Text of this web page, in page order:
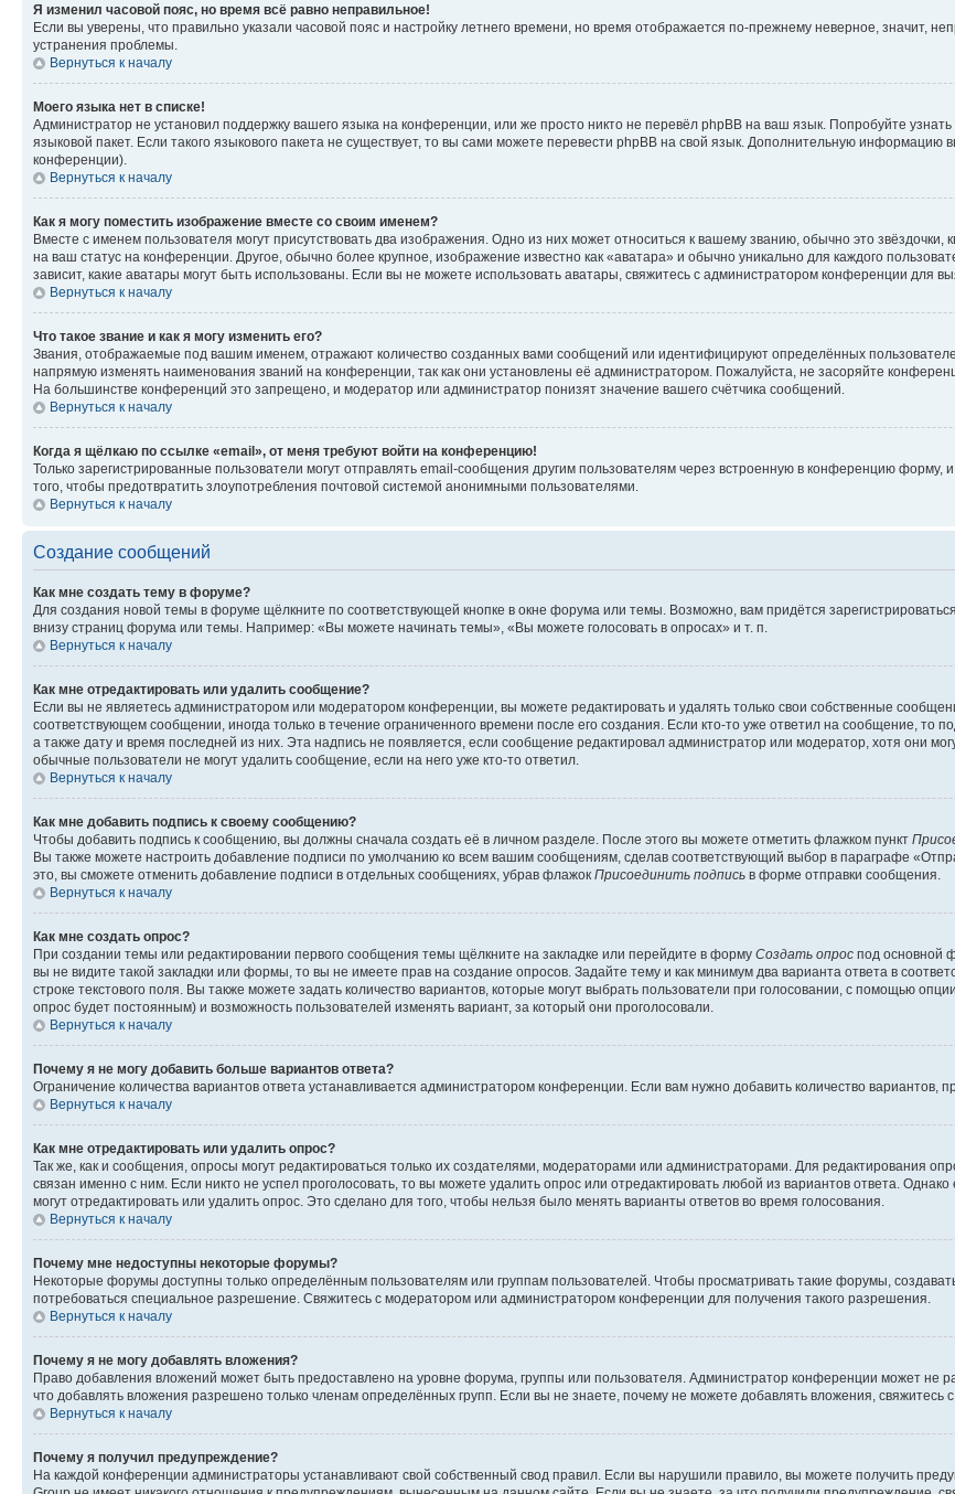
Я изменил часовой пояс, но время всё равно неправильное!
Если вы уверены, что правильно указали часовой пояс и настройку летнего времени, но время отображается по-прежнему неверное, значит,
устранения проблемы.
Вернуться к началу
Моего языка нет в списке!
Администратор не установил поддержку вашего языка на конференции, или же просто никто не перевёл phpBB на ваш язык. Попробуйте
языковой пакет. Если такого языкового пакета не существует, то вы сами можете перевести phpBB на свой язык. Дополнительную информацию
конференции).
Вернуться к началу
Как я могу поместить изображение вместе со своим именем?
Вместе с именем пользователя могут присутствовать два изображения. Одно из них может относиться к вашему званию, обычно это
на ваш статус на конференции. Другое, обычно более крупное, изображение известно как «аватара» и обычно уникально для каждого
зависит, какие аватары могут быть использованы. Если вы не можете использовать аватары, свяжитесь с администратором конференции для
Вернуться к началу
Что такое звание и как я могу изменить его?
Звания, отображаемые под вашим именем, отражают количество созданных вами сообщений или идентифицируют определённых
напрямую изменять наименования званий на конференции, так как они установлены её администратором. Пожалуйста, не засоряйте
На большинстве конференций это запрещено, и модератор или администратор понизят значение вашего счётчика сообщений.
Вернуться к началу
Когда я щёлкаю по ссылке «email», от меня требуют войти на конференцию!
Только зарегистрированные пользователи могут отправлять email-сообщения другим пользователям через встроенную в конференцию форму,
того, чтобы предотвратить злоупотребления почтовой системой анонимными пользователями.
Вернуться к началу
Создание сообщений
Как мне создать тему в форуме?
Для создания новой темы в форуме щёлкните по соответствующей кнопке в окне форума или темы. Возможно, вам придётся
внизу страниц форума или темы. Например: «Вы можете начинать темы», «Вы можете голосовать в опросах» и т. п.
Вернуться к началу
Как мне отредактировать или удалить сообщение?
Если вы не являетесь администратором или модератором конференции, вы можете редактировать и удалять только свои собственные
соответствующем сообщении, иногда только в течение ограниченного времени после его создания. Если кто-то уже ответил на сообщение, то
а также дату и время последней из них. Эта надпись не появляется, если сообщение редактировал администратор или модератор, хотя они
обычные пользователи не могут удалить сообщение, если на него уже кто-то ответил.
Вернуться к началу
Как мне добавить подпись к своему сообщению?
Чтобы добавить подпись к сообщению, вы должны сначала создать её в личном разделе. После этого вы можете отметить флажком пункт
Вы также можете настроить добавление подписи по умолчанию ко всем вашим сообщениям, сделав соответствующий выбор в параграфе
это, вы сможете отменить добавление подписи в отдельных сообщениях, убрав флажок Присоединить подпись в форме отправки сообщения.
Вернуться к началу
Как мне создать опрос?
При создании темы или редактировании первого сообщения темы щёлкните на закладке или перейдите в форму Создать опрос под основной
вы не видите такой закладки или формы, то вы не имеете прав на создание опросов. Задайте тему и как минимум два варианта ответа в
строке текстового поля. Вы также можете задать количество вариантов, которые могут выбрать пользователи при голосовании, с помощью
опрос будет постоянным) и возможность пользователей изменять вариант, за который они проголосовали.
Вернуться к началу
Почему я не могу добавить больше вариантов ответа?
Ограничение количества вариантов ответа устанавливается администратором конференции. Если вам нужно добавить количество
Вернуться к началу
Как мне отредактировать или удалить опрос?
Так же, как и сообщения, опросы могут редактироваться только их создателями, модераторами или администраторами. Для редактирования
связан именно с ним. Если никто не успел проголосовать, то вы можете удалить опрос или отредактировать любой из вариантов ответа.
могут отредактировать или удалить опрос. Это сделано для того, чтобы нельзя было менять варианты ответов во время голосования.
Вернуться к началу
Почему мне недоступны некоторые форумы?
Некоторые форумы доступны только определённым пользователям или группам пользователей. Чтобы просматривать такие форумы,
потребоваться специальное разрешение. Свяжитесь с модератором или администратором конференции для получения такого разрешения.
Вернуться к началу
Почему я не могу добавлять вложения?
Право добавления вложений может быть предоставлено на уровне форума, группы или пользователя. Администратор конференции может не
что добавлять вложения разрешено только членам определённых групп. Если вы не знаете, почему не можете добавлять вложения, свяжитесь
Вернуться к началу
Почему я получил предупреждение?
На каждой конференции администраторы устанавливают свой собственный свод правил. Если вы нарушили правило, вы можете получить